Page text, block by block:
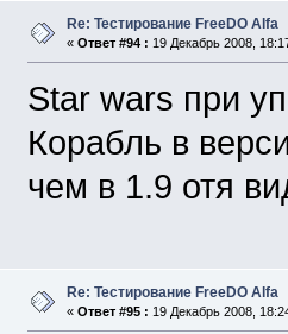
Re: Тестирование FreeDO Alfa
« Ответ #94 : 19 Декабрь 2008,
Star wars при
Корабль в
чем в 1.9 отя
Re: Тестирование FreeDO Alfa
« Ответ #95 : 19 Декабрь 2008,